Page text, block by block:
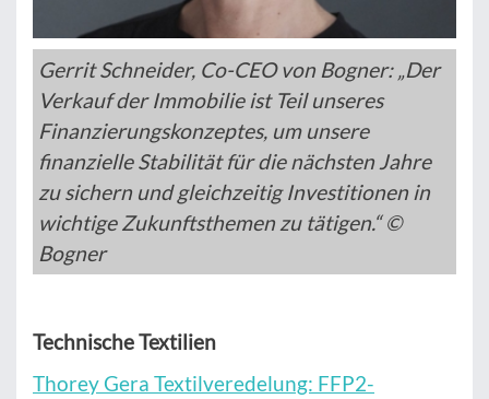
Gerrit Schneider, Co-CEO von Bogner: „Der
Verkauf der Immobilie ist Teil unseres
Finanzierungskonzeptes, um unsere
finanzielle Stabilität für die nächsten Jahre
zu sichern und gleichzeitig Investitionen in
wichtige Zukunftsthemen zu tätigen.“ ©
Bogner
Technische Textilien
Thorey Gera Textilveredelung: FFP2-